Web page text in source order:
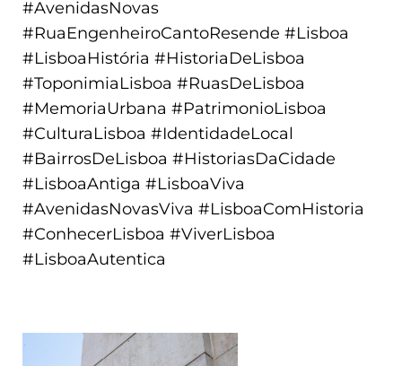
#AvenidasNovas
#RuaEngenheiroCantoResende #Lisboa
#LisboaHistória #HistoriaDeLisboa
#ToponimiaLisboa #RuasDeLisboa
#MemoriaUrbana #PatrimonioLisboa
#CulturaLisboa #IdentidadeLocal
#BairrosDeLisboa #HistoriasDaCidade
#LisboaAntiga #LisboaViva
#AvenidasNovasViva #LisboaComHistoria
#ConhecerLisboa #ViverLisboa
#LisboaAutentica